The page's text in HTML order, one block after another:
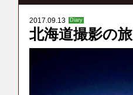
2017.09.13 Diary
北海道撮影の旅